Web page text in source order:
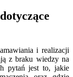
i realizacji
z braku wiedzy na
pytań jest to, jakie